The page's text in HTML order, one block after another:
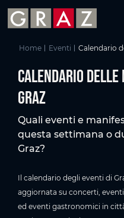
Vai al contenuto principale
Vai all'indice
Vai alla navigazione principale
Home Eventi Calendario
Calendario delle
Graz
Quali eventi e
questa settimana o
Graz?
Il calendario degli eventi di
aggiornata su concerti,
ed eventi gastronomici in